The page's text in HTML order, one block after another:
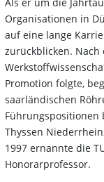
Organisationen in
auf eine lange
zurückblicken.
Promotion folgte,
saarländischen
Führungspositionen
Thyssen
1997 ernannte die
Honorarprofessor.